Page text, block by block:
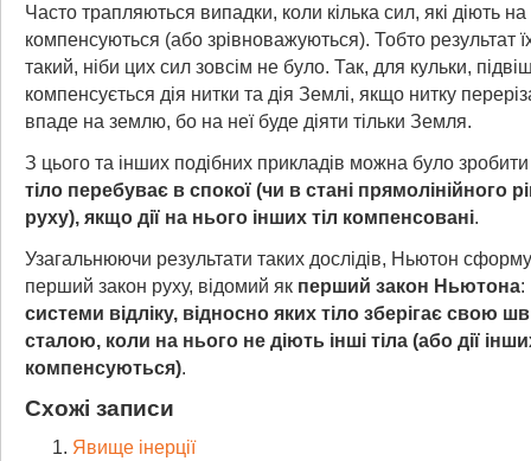
Часто трапляються випадки, коли кілька сил, які діють на
компенсуються (або зрівноважуються). Тобто результат їх
такий, ніби цих сил зовсім не було. Так, для кульки,
компенсується дія нитки та дія Землі, якщо нитку
впаде на землю, бо на неї буде діяти тільки Земля.
З цього та інших подібних прикладів можна було
тіло перебуває в спокої (чи в стані прямолінійного
руху), якщо дії на нього інших тіл компенсовані.
Узагальнюючи результати таких дослідів, Ньютон
перший закон руху, відомий як перший закон Ньютона:
системи відліку, відносно яких тіло зберігає свою
сталою, коли на нього не діють інші тіла (або дії
компенсуються).
Схожі записи
Явище інерції